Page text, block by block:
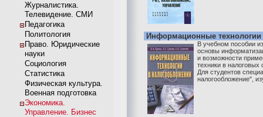
Журналистика.
Телевидение. СМИ
Педагогика
Политология
Право. Юридические
науки
Социология
Статистика
Физическая культура.
Военная подготовка
Экономика.
Управление. Бизнес
Информационные
В учебном пособии
основы
и возможности
техники в налоговых
Для студентов
налогообложение",